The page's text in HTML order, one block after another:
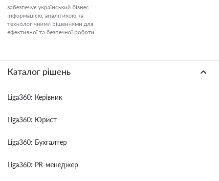
забезпечує український бізнес
інформацією, аналітикою та
технологічними рішеннями для
ефективної та безпечної роботи.
Каталог рішень
Liga360: Керівник
Liga360: Юрист
Liga360: Бухгалтер
Liga360: PR-менеджер